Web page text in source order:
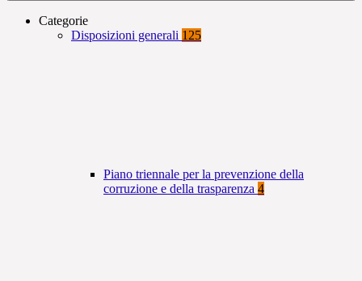
Categorie
Disposizioni generali 125
Piano triennale per la prevenzione della
corruzione e della trasparenza 4